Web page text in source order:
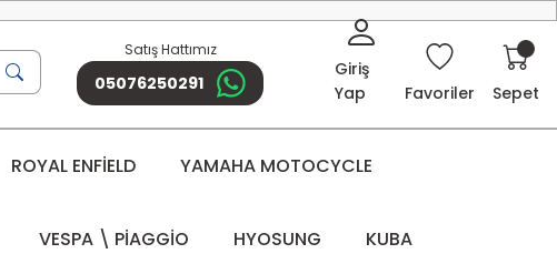
Satış Hattımız
05076250291
Giriş
Yap
Favoriler Sepet
ROYAL ENFİELD YAMAHA MOTOCYCLE
VESPA \ PİAGGİO HYOSUNG KUBA